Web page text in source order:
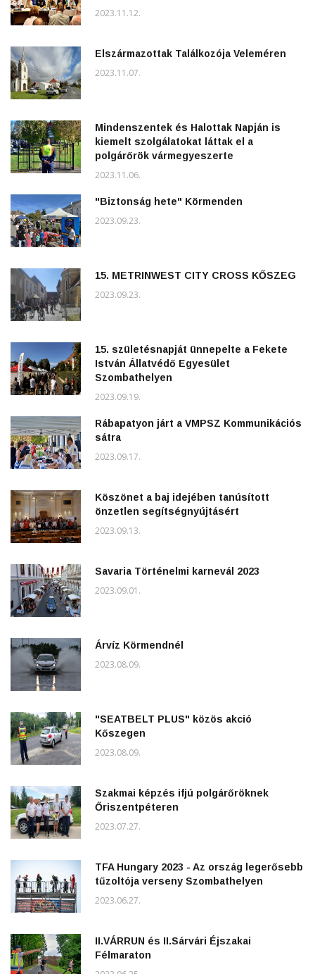
2023.11.12.
Elszármazottak Találkozója Veleméren
2023.11.07.
Mindenszentek és Halottak Napján is
kiemelt szolgálatokat láttak el a
polgárőrök vármegyeszerte
2023.11.06.
"Biztonság hete" Körmenden
2023.09.23.
15. METRINWEST CITY CROSS KŐSZEG
2023.09.23.
15. születésnapját ünnepelte a Fekete
István Állatvédő Egyesület
Szombathelyen
2023.09.19.
Rábapatyon járt a VMPSZ Kommunikációs
sátra
2023.09.17.
Köszönet a baj idejében tanúsított
önzetlen segítségnyújtásért
2023.09.13.
Savaria Történelmi karnevál 2023
2023.09.01.
Árvíz Körmendnél
2023.08.09.
"SEATBELT PLUS" közös akció
Kőszegen
2023.08.09.
Szakmai képzés ifjú polgárőröknek
Őriszentpéteren
2023.07.27.
TFA Hungary 2023 - Az ország legerősebb
tűzoltója verseny Szombathelyen
2023.06.27.
II.VÁRRUN és II.Sárvári Éjszakai
Félmaraton